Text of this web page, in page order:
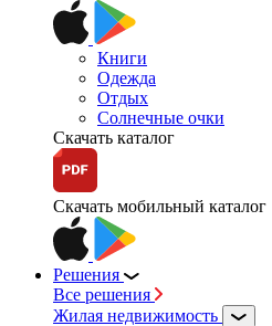
Книги
Одежда
Отдых
Солнечные очки
Скачать каталог
Скачать мобильный каталог
Решения
Все решения
Жилая недвижимость